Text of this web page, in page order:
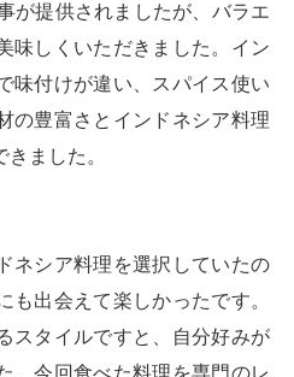
が提供されましたが、バラエ
味しくいただきました。イン
味付けが違い、スパイス使い
の豊富さとインドネシア料理
ました。
ネシア料理を選択していたの
も出会えて楽しかったです。
スタイルですと、自分好みが
。今回食べた料理を専門のレ